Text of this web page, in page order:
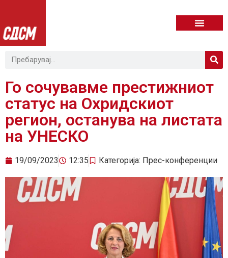
Го сочувавме престижниот
статус на Охридскиот
регион, останува на листата
на УНЕСКО
19/09/2023 12:35 Категорија: Прес-конференции